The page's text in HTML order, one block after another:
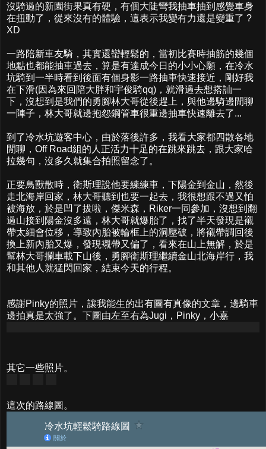
沒騎過的新園街果真有硬，有個大陡彎我抽車抽到感覺車身
在扭動了，從來沒有的體驗，這表示我變有力還是變重了 ?
XD
一路陪新車友騎，其實還蠻輕鬆的，當初比賽時抽筋的幾個
地點也都能抽車過去，算是有達成今日的小小心願，在冷水
坑騎到一半時看到後面有個身影一路抽車快速接近，剛好我
在下滑(因為來回陪大胖和宇俊騎qq)，就滑過去想搭訕一
下，沒想到是我們的勇腳林大哥從後趕上，與他邊騎邊閒聊
一陣子，林大哥就邊抱怨鋼管車很重邊抽車快速離去了...
到了冷水坑遊客中心，由於落後許多，我看大家都四散各地
閒聊，Off Road組的人正活力十足的在跳來跳去，跟大家哈
拉幾句，沒多久就集合拍照留念了。
正要鳥獸散時，衛斯理說他要練練車，下陽金到金山，然後
走北海岸回家，林大哥聽到也要一起去，我很想跟不過又怕
被海放，於是凹了拔啦，傑米森，Riker一同參加，沒想到翻
過山接到陽金沒多遠，林大哥就爆胎了，找了半天發現是襯
帶太細會位移，導致內胎被輪框上的洞壓破，將襯帶調回後
換上新內胎又爆，發現襯帶又偏了，看來在山上無解，於是
幫林大哥攔車載下山後，勇腳衛斯理繼續金山北海岸行，我
和其他人就猛閃回家，結束今天的行程。
感謝Pinky的照片，讓我能生的出有圖有真像的文章，邊騎車
邊拍真是太強了。下圖由左至右為Jugi，Pinky，小嘉
其它一些照片。
這次的路線圖。